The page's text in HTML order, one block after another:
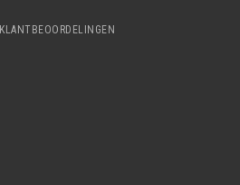
KLANTBEOORDELINGEN